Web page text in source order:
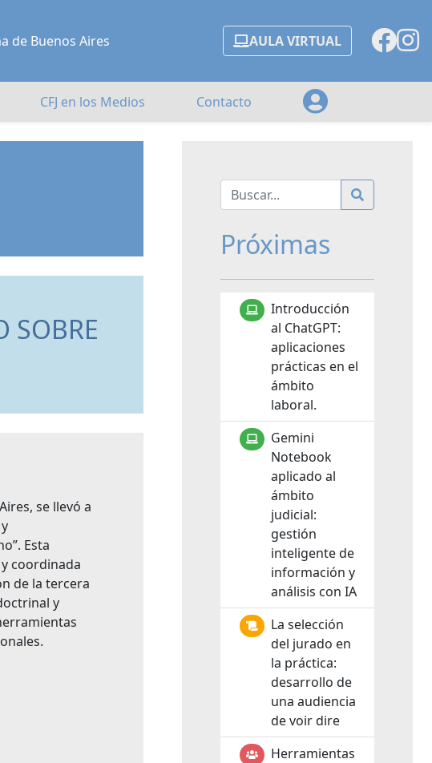
de Buenos Aires AULA VIRTUAL
CFJ en los Medios Contacto
SOBRE
se llevó a
Esta
y coordinada
de la tercera
y
Próximas
Introducción
al ChatGPT:
aplicaciones
prácticas en el
ámbito
laboral.
Gemini
Notebook
aplicado al
ámbito
judicial:
gestión
inteligente de
información y
análisis con IA
La selección
del jurado en
la práctica:
desarrollo de
una audiencia
de voir dire
Herramientas